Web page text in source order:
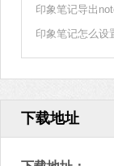
印象笔记导出
印象笔记怎么设
下载地址